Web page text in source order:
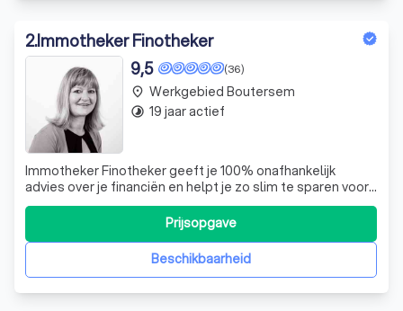
2.Immotheker Finotheker
(36)
9,5
Immotheker Finotheker geeft je 100% onafhankelijk
advies over je financiën en helpt je zo slim te sparen voor
de toekomst, te kiezen voor de ideale woonlening en
alles wat je hebt optimaal te verzekeren. We kijken altijd
naar het totaalplaatje.
Beschikbaarheid
Prijsopgave
place Werkgebied Boutersem
timelapse 19 jaar actief